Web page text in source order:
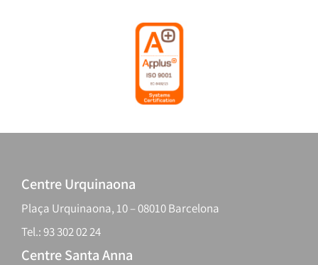
Centre Urquinaona
Plaça Urquinaona, 10 – 08010 Barcelona
Tel.: 93 302 02 24
Centre Santa Anna